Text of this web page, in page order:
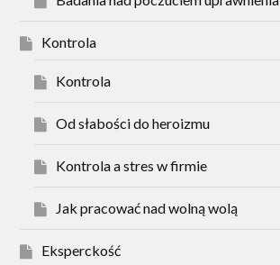
Kontrola
Kontrola
Od słabości do heroizmu
Kontrola a stres w firmie
Jak pracować nad wolną wolą
Eksperckość